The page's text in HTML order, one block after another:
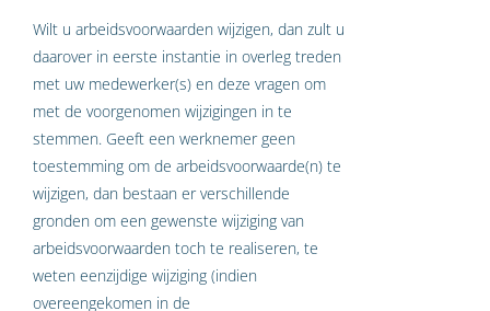
Wilt u arbeidsvoorwaarden wijzigen, dan zult u
daarover in eerste instantie in overleg treden
met uw medewerker(s) en deze vragen om
met de voorgenomen wijzigingen in te
stemmen. Geeft een werknemer geen
toestemming om de arbeidsvoorwaarde(n) te
wijzigen, dan bestaan er verschillende
gronden om een gewenste wijziging van
arbeidsvoorwaarden toch te realiseren, te
weten eenzijdige wijziging (indien
overeengekomen in de